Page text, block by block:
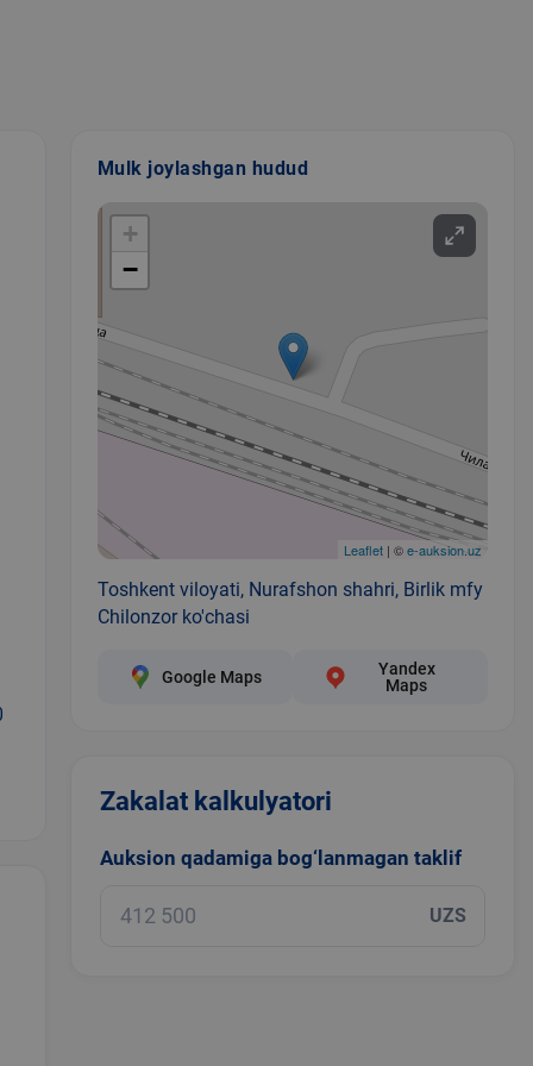
Mulk joylashgan hudud
+
−
Leaflet| ©e-auksion.uz
Toshkent viloyati, Nurafshon shahri, Birlik mfy
Chilonzor ko'chasi
Google Maps
Yandex
Maps
Zakalat kalkulyatori
Auksion qadamiga bog‘lanmagan taklif
UZS